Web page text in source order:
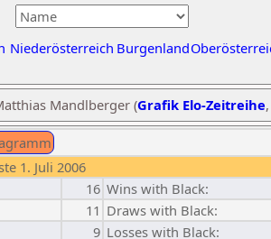
Niederösterreich Burgenland
Mandlberger (Grafik Elo-Zeitreihe
1. Juli 2006
16 Wins with Black:
11 Draws with Black:
9 Losses with Black: